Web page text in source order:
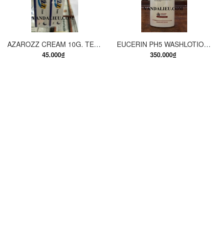
AZAROZZ CREAM 10G. TERBINAFINE 1%. THUỐC TRỊ NẤM DA CHÂN, NẤM DA ĐÙI, NẤM DA THÂN, LANG BEN...
45.000₫
EUCERIN PH5 WASHLOTION 400ML. SỮA TẮM DẠNG GEL CHO DA NHẠY CẢM.
350.000₫